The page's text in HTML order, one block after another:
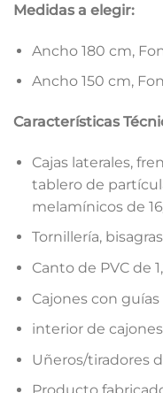
Medidas a elegir:
Ancho 180 cm,
Ancho 150 cm,
Características
Cajas laterales,
tablero de
melamínicos de
Tornillería,
Canto de PVC de
Cajones con
interior de
Uñeros/tiradores